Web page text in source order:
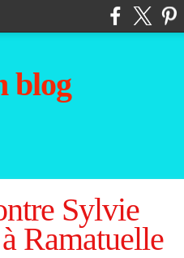
blog
Sylvie
Ramatuelle